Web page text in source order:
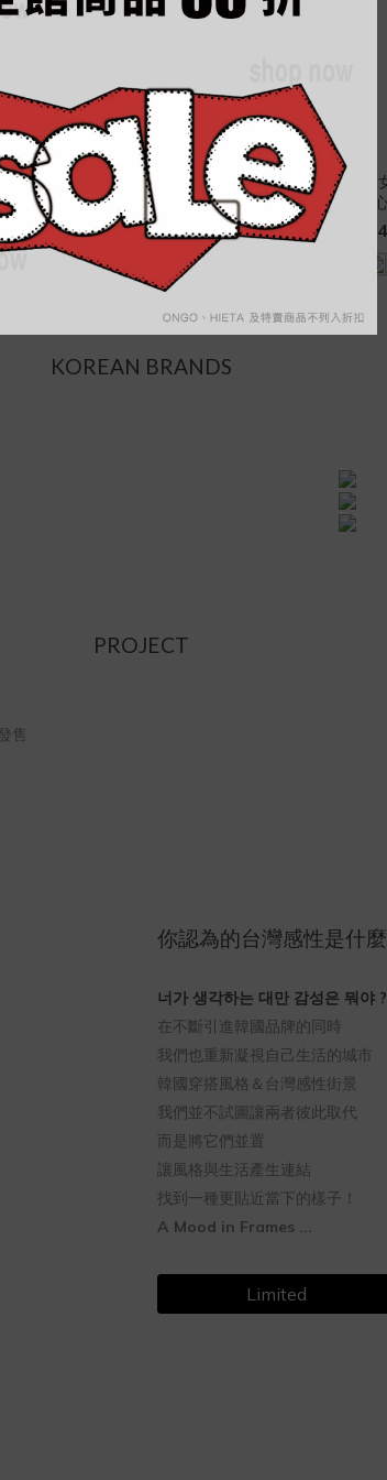
OFFSET MADE 女裝 排釦 繞頸
背心 [WT037]
NT$480
OFFSET MADE
羅紋 削肩背
KOREAN BRANDS
PROJECT
你認為的台灣感性是什
너가 생각하는 대만 감성은 뭐야 ?
在不斷引進韓國品牌的同時
我們也重新凝視自己生活的城市
韓國穿搭風格＆台灣感性街景
我們並不試圖讓兩者彼此取代
而是將它們並置
讓風格與生活產生連結
找到一種更貼近當下的樣子！
A Mood in Frames ...
Limited